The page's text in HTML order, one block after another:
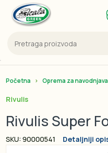
Početna Oprema za
Rivulis
Rivulis Super
SKU: 90000541 Detaljniji